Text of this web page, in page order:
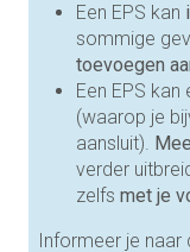
Een EPS kan
sommige
toevoegen
Een EPS kan
(waarop je
aansluit).
verder
zelfs met je
Informeer je naar